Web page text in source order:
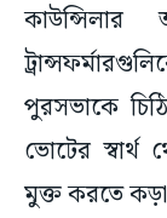
কাউন্সিলার
পুরসভাকে
ভোটের
মুক্ত করতে